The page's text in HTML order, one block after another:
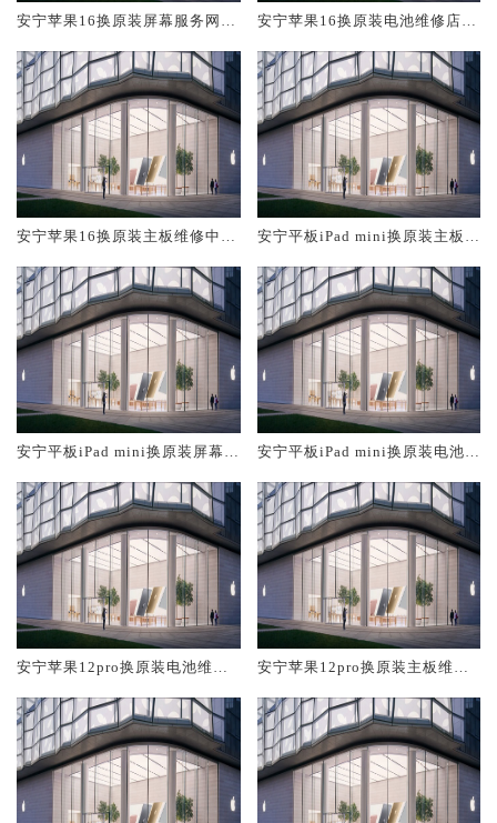
安宁苹果16换原装屏幕服务网点
安宁苹果16换原装电池维修店大
安宁苹果16换原装主板维修中心
安宁平板iPad mini换原装主板维
安宁平板iPad mini换原装屏幕服
安宁平板iPad mini换原装电池维
安宁苹果12pro换原装电池维修
安宁苹果12pro换原装主板维修